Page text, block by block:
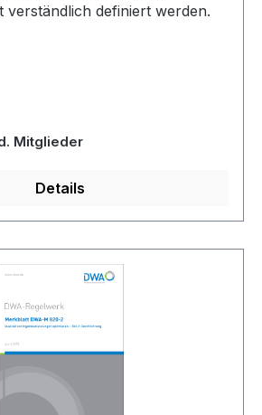
verständlich definiert werden.
Mitglieder
Details